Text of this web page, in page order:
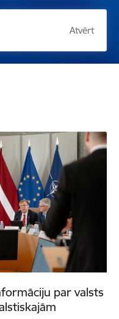
Atvērt
par valsts